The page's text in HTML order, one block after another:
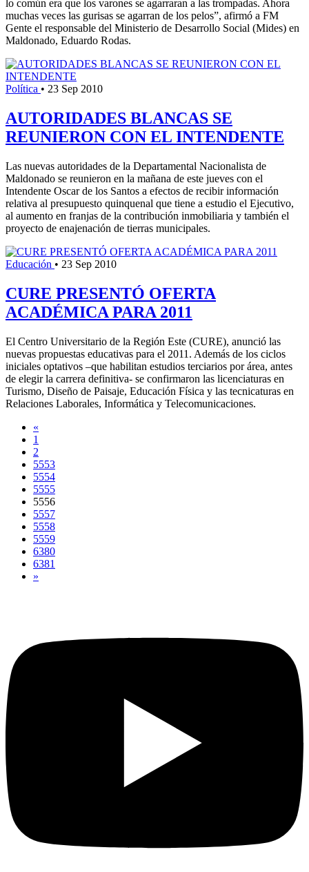
lo común era que los varones se agarraran a las trompadas. Ahora
muchas veces las gurisas se agarran de los pelos”, afirmó a FM
Gente el responsable del Ministerio de Desarrollo Social (Mides) en
Maldonado, Eduardo Rodas.
Política • 23 Sep 2010
AUTORIDADES BLANCAS SE
REUNIERON CON EL INTENDENTE
Las nuevas autoridades de la Departamental Nacionalista de
Maldonado se reunieron en la mañana de este jueves con el
Intendente Oscar de los Santos a efectos de recibir información
relativa al presupuesto quinquenal que tiene a estudio el Ejecutivo,
al aumento en franjas de la contribución inmobiliaria y también el
proyecto de enajenación de tierras municipales.
Educación • 23 Sep 2010
CURE PRESENTÓ OFERTA
ACADÉMICA PARA 2011
El Centro Universitario de la Región Este (CURE), anunció las
nuevas propuestas educativas para el 2011. Además de los ciclos
iniciales optativos –que habilitan estudios terciarios por área, antes
de elegir la carrera definitiva- se confirmaron las licenciaturas en
Turismo, Diseño de Paisaje, Educación Física y las tecnicaturas en
Relaciones Laborales, Informática y Telecomunicaciones.
«
1
2
5553
5554
5555
5556
5557
5558
5559
6380
6381
»